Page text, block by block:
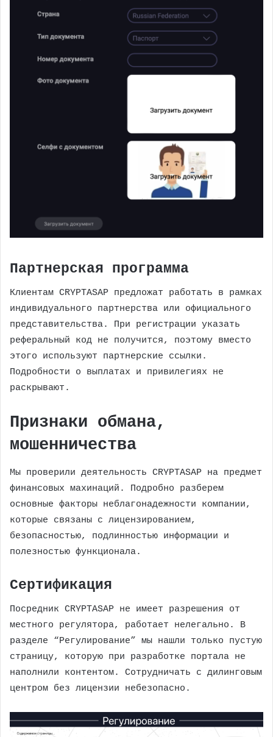
Партнерская программа
Клиентам CRYPTASAP предложат работать в рамках
индивидуального партнерства или официального
представительства. При регистрации указать
реферальный код не получится, поэтому вместо
этого используют партнерские ссылки.
Подробности о выплатах и привилегиях не
раскрывают.
Признаки обмана,
мошенничества
Мы проверили деятельность CRYPTASAP на предмет
финансовых махинаций. Подробно разберем
основные факторы неблагонадежности компании,
которые связаны с лицензированием,
безопасностью, подлинностью информации и
полезностью функционала.
Сертификация
Посредник CRYPTASAP не имеет разрешения от
местного регулятора, работает нелегально. В
разделе “Регулирование” мы нашли только пустую
страницу, которую при разработке портала не
наполнили контентом. Сотрудничать с дилинговым
центром без лицензии небезопасно.